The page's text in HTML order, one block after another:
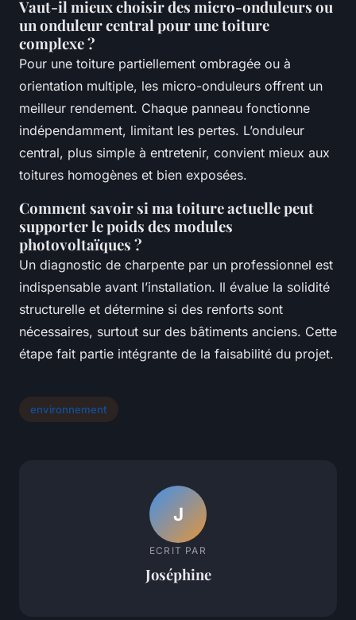
Vaut-il mieux choisir des micro-onduleurs ou
un onduleur central pour une toiture
complexe ?
Pour une toiture partiellement ombragée ou à
orientation multiple, les micro-onduleurs offrent un
meilleur rendement. Chaque panneau fonctionne
indépendamment, limitant les pertes. L’onduleur
central, plus simple à entretenir, convient mieux aux
toitures homogènes et bien exposées.
Comment savoir si ma toiture actuelle peut
supporter le poids des modules
photovoltaïques ?
Un diagnostic de charpente par un professionnel est
indispensable avant l’installation. Il évalue la solidité
structurelle et détermine si des renforts sont
nécessaires, surtout sur des bâtiments anciens. Cette
étape fait partie intégrante de la faisabilité du projet.
environnement
J
ECRIT PAR
Joséphine